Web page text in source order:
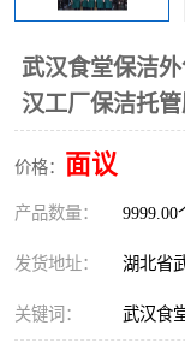
武汉食堂保洁
汉工厂保洁托
价格： 面议
产品数量： 9999.00
发货地址： 湖北省
关键词： 武汉食